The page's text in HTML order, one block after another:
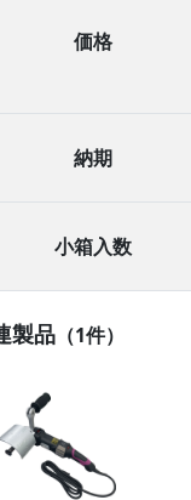
価格
納期
小箱入数
製品 （1件）